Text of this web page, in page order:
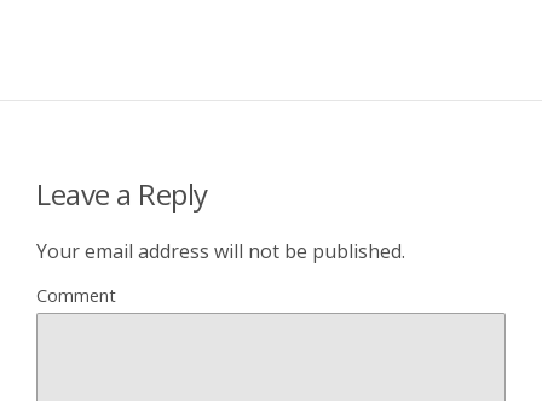
Leave a Reply
Your email address will not be published.
Comment